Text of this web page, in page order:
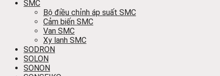
SMC
Bộ điều chỉnh áp suất SMC
Cảm biến SMC
Van SMC
Xy lanh SMC
SODRON
SOLON
SONON